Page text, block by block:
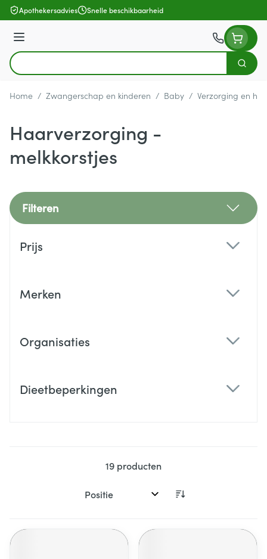
Ga naar de inhoud
Apothekersadvies Snelle beschikbaarheid
Menu
Product, merk, categorie...
Zoek
Home / Zwangerschap en kinderen / Baby / Verzorging en
Haarverzorging -
melkkorstjes
Filteren
Prijs
Merken
Organisaties
Dieetbeperkingen
19 producten
Sorteer op: